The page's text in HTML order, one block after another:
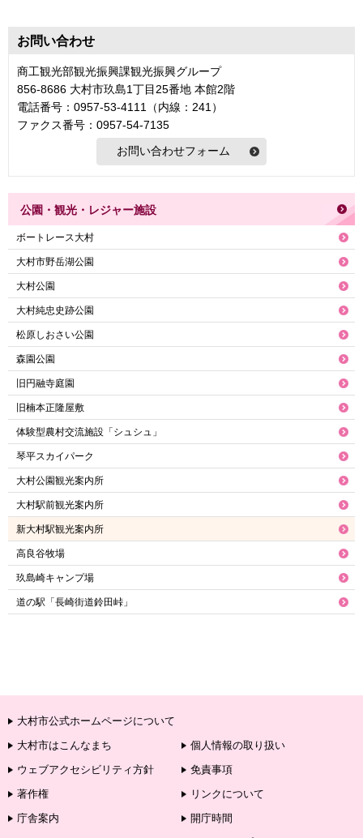
お問い合わせ
商工観光部観光振興課観光振興グループ
856-8686 大村市玖島1丁目25番地 本館2階
電話番号：0957-53-4111（内線：241）
ファクス番号：0957-54-7135
公園・観光・レジャー施設
ボートレース大村
大村市野岳湖公園
大村公園
大村純忠史跡公園
松原しおさい公園
森園公園
旧円融寺庭園
旧楠本正隆屋敷
体験型農村交流施設「シュシュ」
琴平スカイパーク
大村公園観光案内所
大村駅前観光案内所
新大村駅観光案内所
高良谷牧場
玖島崎キャンプ場
道の駅「長崎街道鈴田峠」
大村市公式ホームページについて
大村市はこんなまち
個人情報の取り扱い
ウェブアクセシビリティ方針
免責事項
著作権
リンクについて
庁舎案内
開庁時間